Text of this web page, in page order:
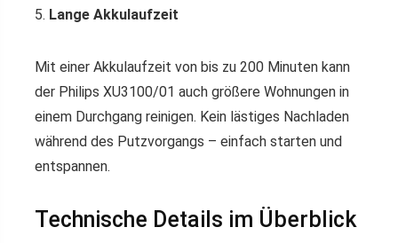
5. Lange Akkulaufzeit
Mit einer Akkulaufzeit von bis zu 200 Minuten kann
der Philips XU3100/01 auch größere Wohnungen in
einem Durchgang reinigen. Kein lästiges Nachladen
während des Putzvorgangs – einfach starten und
entspannen.
Technische Details im Überblick